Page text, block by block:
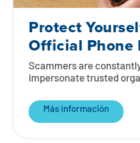
Protect
Official Phone
Scammers are
impersonate trusted
Más información